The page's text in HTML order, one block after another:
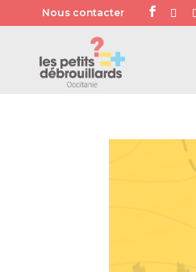
Nous contacter